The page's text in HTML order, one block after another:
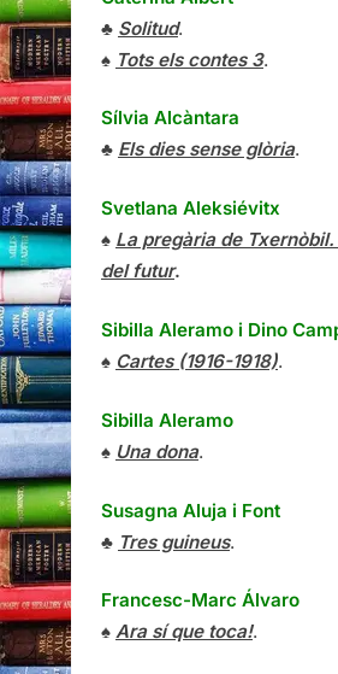
♣ Solitud.
♠ Tots els contes 3.
Sílvia Alcàntara
♣ Els dies sense glòria.
Svetlana Aleksiévitx
♠ La pregària de
del futur.
Sibilla Aleramo i Dino
♠ Cartes (1916-1918).
Sibilla Aleramo
♠ Una dona.
Susagna Aluja i Font
♣ Tres guineus.
Francesc-Marc Álvaro
♠ Ara sí que toca!.